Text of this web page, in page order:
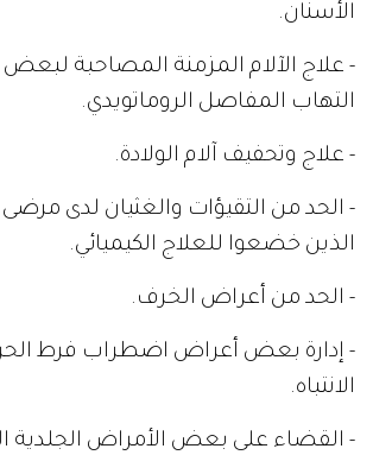
الأسنان.
- علاج الآلام المزمنة المصاحبة
التهاب المفاصل الروماتويدي.
- علاج وتحفيف آلام الولادة.
- الحد من التقيؤات والغثيان لدى
الذين خضعوا للعلاج الكيميائي.
- الحد من أعراض الخرف.
- إدارة بعض أعراض اضطراب فرط
الانتباه.
- القضاء على بعض الأمراض الجلدية